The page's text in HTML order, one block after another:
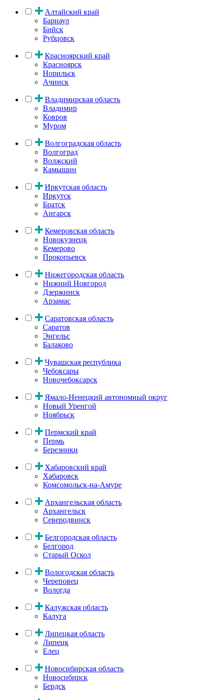
Алтайский край
Барнаул
Бийск
Рубцовск
Красноярский край
Красноярск
Норильск
Ачинск
Владимирская область
Владимир
Ковров
Муром
Волгоградская область
Волгоград
Волжский
Камышин
Иркутская область
Иркутск
Братск
Ангарск
Кемеровская область
Новокузнецк
Кемерово
Прокопьевск
Нижегородская область
Нижний Новгород
Дзержинск
Арзамас
Саратовская область
Саратов
Энгельс
Балаково
Чувашская республика
Чебоксары
Новочебоксарск
Ямало-Ненецкий автономный округ
Новый Уренгой
Ноябрьск
Пермский край
Пермь
Березники
Хабаровский край
Хабаровск
Комсомольск-на-Амуре
Архангельская область
Архангельск
Северодвинск
Белгородская область
Белгород
Старый Оскол
Вологодская область
Череповец
Вологда
Калужская область
Калуга
Липецкая область
Липецк
Елец
Новосибирская область
Новосибирск
Бердск